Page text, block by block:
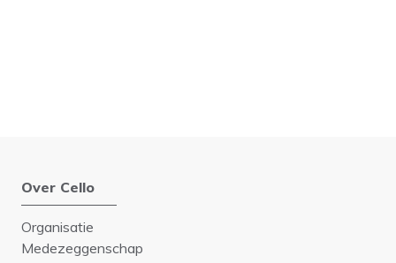
Over Cello
Organisatie
Medezeggenschap